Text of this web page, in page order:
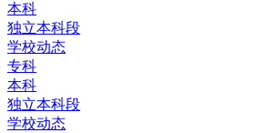
本科
独立本科段
学校动态
专科
本科
独立本科段
学校动态